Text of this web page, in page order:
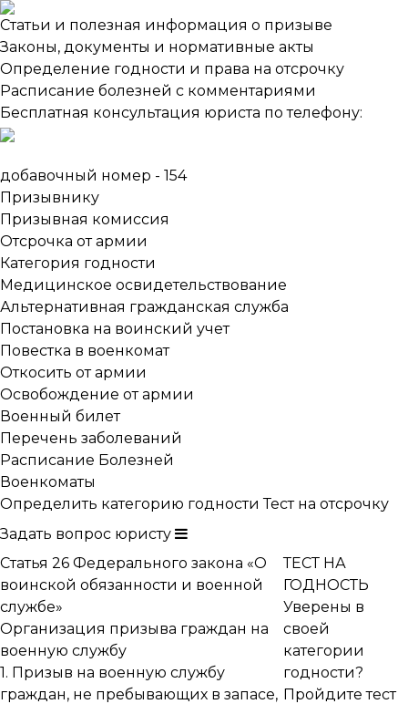
Статьи и полезная информация о призыве
Законы, документы и нормативные акты
Определение годности и права на отсрочку
Расписание болезней с комментариями
Бесплатная консультация юриста по телефону:
добавочный номер - 154
Призывнику
Призывная комиссия
Отсрочка от армии
Категория годности
Медицинское освидетельствование
Альтернативная гражданская служба
Постановка на воинский учет
Повестка в военкомат
Откосить от армии
Освобождение от армии
Военный билет
Перечень заболеваний
Расписание Болезней
Военкоматы
Определить категорию годности Тест на отсрочку
Задать вопрос юристу
Статья 26 Федерального закона «О
воинской обязанности и военной
службе»
Организация призыва граждан на
военную службу
1. Призыв на военную службу
граждан, не пребывающих в запасе,
ТЕСТ НА
ГОДНОСТЬ
Уверены в
своей
категории
годности?
Пройдите тест